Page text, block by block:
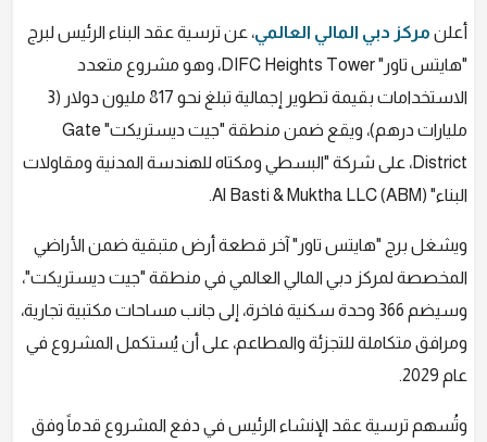
أعلن مركز دبي المالي العالمي، عن ترسية عقد البناء الرئيس لبرج
"هايتس تاور" DIFC Heights Tower، وهو مشروع متعدد
الاستخدامات بقيمة تطوير إجمالية تبلغ نحو 817 مليون دولار (3
مليارات درهم)، ويقع ضمن منطقة "جيت ديستريكت" Gate
District، على شركة "البسطي ومكتاه للهندسة المدنية ومقاولات
البناء" Al Basti & Muktha LLC (ABM).
ويشغل برج "هايتس تاور" آخر قطعة أرض متبقية ضمن الأراضي
المخصصة لمركز دبي المالي العالمي في منطقة "جيت ديستريكت"،
وسيضم 366 وحدة سكنية فاخرة، إلى جانب مساحات مكتبية تجارية،
ومرافق متكاملة للتجزئة والمطاعم، على أن يُستكمل المشروع في
عام 2029.
وتُسهم ترسية عقد الإنشاء الرئيس في دفع المشروع قدماً وفق